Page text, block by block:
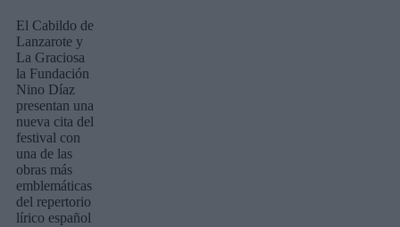
El Cabildo de
Lanzarote y
La Graciosa
la Fundación
Nino Díaz
presentan una
nueva cita del
festival con
una de las
obras más
emblemáticas
del repertorio
lírico español